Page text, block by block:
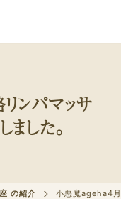
ンパマッサ
した。
の紹介 小悪魔ageha4